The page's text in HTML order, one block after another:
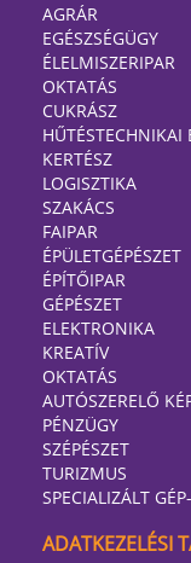
AGRÁR
EGÉSZSÉGÜGY
ÉLELMISZERIPAR
OKTATÁS
CUKRÁSZ
HŰTÉSTECHNIKAI
KERTÉSZ
LOGISZTIKA
SZAKÁCS
FAIPAR
ÉPÜLETGÉPÉSZET
ÉPÍTŐIPAR
GÉPÉSZET
ELEKTRONIKA
KREATÍV
OKTATÁS
AUTÓSZERELŐ
PÉNZÜGY
SZÉPÉSZET
TURIZMUS
SPECIALIZÁLT
ADATKEZELÉSI